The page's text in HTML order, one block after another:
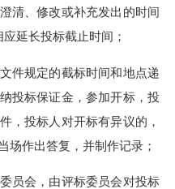
清、修改或补充发出的时间
延长投标截止时间；
规定的截标时间和地点递
投标保证金，参加开标，投
，投标人对开标有异议的，
场作出答复，并制作记录；
会，由评标委员会对投标